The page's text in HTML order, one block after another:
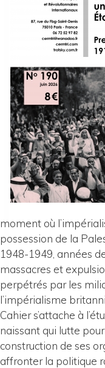
moment où
possession de la
1948-1949, années
massacres et
perpétrés par les
l’impérialisme
Cahier s’attache à
naissant qui lutte
construction de ses
affronter la politique